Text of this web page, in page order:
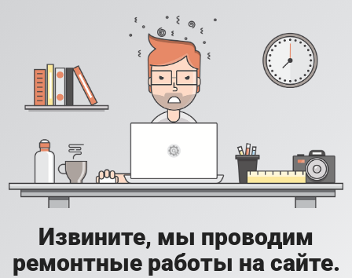
Извините, мы проводим
ремонтные работы на сайте.